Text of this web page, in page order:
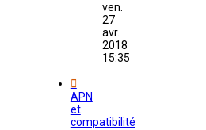
ven.
27
avr.
2018
15:35
APN
et
compatibilité